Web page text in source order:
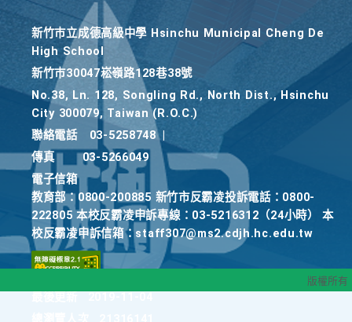
新竹巿立成德高級中學 Hsinchu Municipal Cheng De
High School
新竹巿30047崧嶺路128巷38號
No.38, Ln. 128, Songling Rd., North Dist., Hsinchu
City 300079, Taiwan (R.O.C.)
聯絡電話
03-5258748
傳真
03-5266049
電子信箱
教育部：0800-200885 新竹市反霸凌投訴電話：0800-
222805 本校反霸凌申訴專線：03-5216312（24小時） 本
校反霸凌申訴信箱：staff307@ms2.cdjh.hc.edu.tw
版權所有